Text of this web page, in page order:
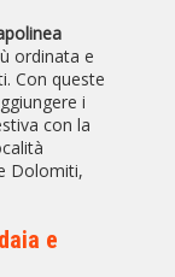
ordinata e
Con queste
i
con la
Dolomiti,
e